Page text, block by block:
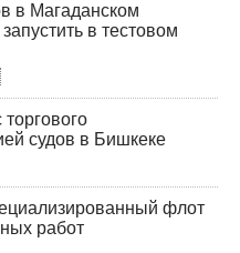
в Магаданском
в тестовом
судов в Бишкеке
флот
работ